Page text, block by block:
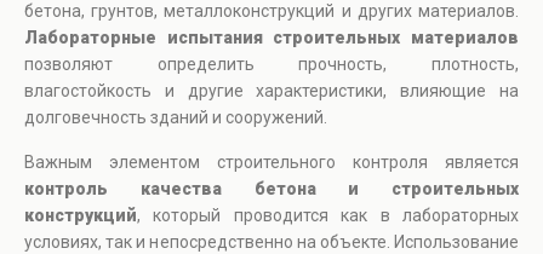
бетона, грунтов, металлоконструкций и других материалов.
Лабораторные испытания строительных материалов
позволяют определить прочность, плотность,
влагостойкость и другие характеристики, влияющие на
долговечность зданий и сооружений.
Важным элементом строительного контроля является
контроль качества бетона и строительных
конструкций, который проводится как в лабораторных
условиях, так и непосредственно на объекте. Использование